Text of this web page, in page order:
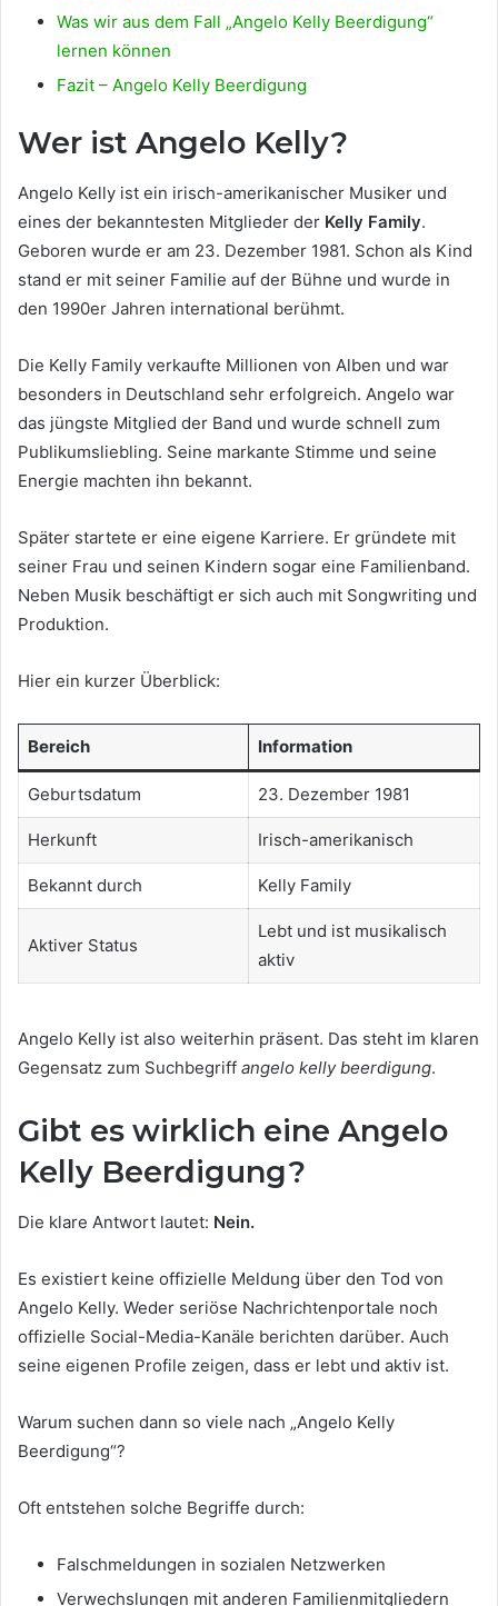
Was wir aus dem Fall „Angelo Kelly Beerdigung“
lernen können
Fazit – Angelo Kelly Beerdigung
Wer ist Angelo Kelly?
Angelo Kelly ist ein irisch-amerikanischer Musiker und
eines der bekanntesten Mitglieder der Kelly Family.
Geboren wurde er am 23. Dezember 1981. Schon als Kind
stand er mit seiner Familie auf der Bühne und wurde in
den 1990er Jahren international berühmt.
Die Kelly Family verkaufte Millionen von Alben und war
besonders in Deutschland sehr erfolgreich. Angelo war
das jüngste Mitglied der Band und wurde schnell zum
Publikumsliebling. Seine markante Stimme und seine
Energie machten ihn bekannt.
Später startete er eine eigene Karriere. Er gründete mit
seiner Frau und seinen Kindern sogar eine Familienband.
Neben Musik beschäftigt er sich auch mit Songwriting und
Produktion.
Hier ein kurzer Überblick:
Bereich Information
Geburtsdatum 23. Dezember 1981
Herkunft Irisch-amerikanisch
Bekannt durch Kelly Family
Aktiver Status
Lebt und ist musikalisch
aktiv
Angelo Kelly ist also weiterhin präsent. Das steht im klaren
Gegensatz zum Suchbegriff angelo kelly beerdigung.
Gibt es wirklich eine Angelo
Kelly Beerdigung?
Die klare Antwort lautet: Nein.
Es existiert keine offizielle Meldung über den Tod von
Angelo Kelly. Weder seriöse Nachrichtenportale noch
offizielle Social-Media-Kanäle berichten darüber. Auch
seine eigenen Profile zeigen, dass er lebt und aktiv ist.
Warum suchen dann so viele nach „Angelo Kelly
Beerdigung“?
Oft entstehen solche Begriffe durch:
Falschmeldungen in sozialen Netzwerken
Verwechslungen mit anderen Familienmitgliedern